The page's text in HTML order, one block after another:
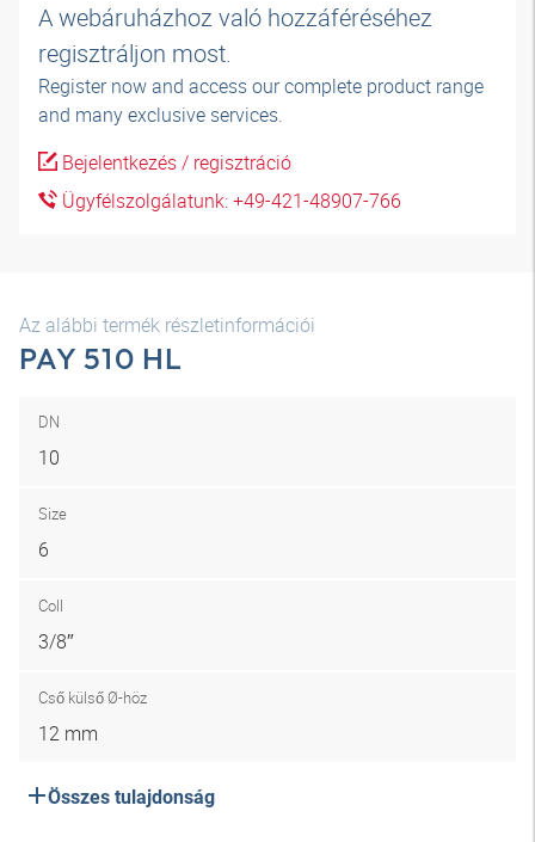
A webáruházhoz való hozzáféréséhez
regisztráljon most.
Register now and access our complete product range
and many exclusive services.
Bejelentkezés / regisztráció
Ügyfélszolgálatunk: +49-421-48907-766
Az alábbi termék részletinformációi
PAY 510 HL
DN
10
Size
6
Coll
3/8″
Cső külső Ø-höz
12 mm
Összes tulajdonság